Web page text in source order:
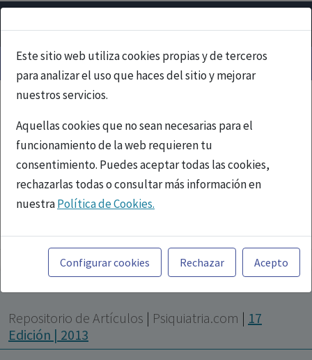
Este sitio web utiliza cookies propias y de terceros
para analizar el uso que haces del sitio y mejorar
nuestros servicios.
Aquellas cookies que no sean necesarias para el
funcionamiento de la web requieren tu
consentimiento. Puedes aceptar todas las cookies,
rechazarlas todas o consultar más información en
nuestraPolítica de Cookies.
Toda la información incluida en la Página Web está
referida a productos del mercado español y, por
tanto, dirigida a profesionales sanitarios legalmente
facultados para prescribir o dispensar medicamentos
con ejercicio profesional. La información técnica de los
fármacos se facilita a título meramente informativo,
siendo responsabilidad de los profesionales
Configurar cookies Rechazar Acepto
Repositorio de Artículos | Psiquiatria.com | 17
Edición | 2013